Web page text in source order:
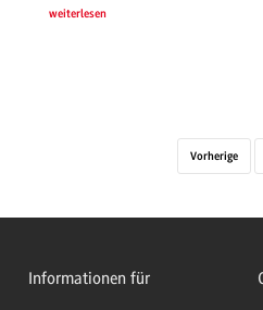
weiterlesen
Vorherige
Informationen für